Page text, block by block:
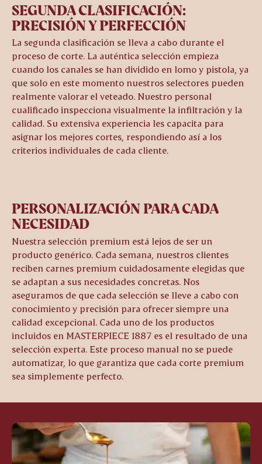
SEGUNDA CLASIFICACIÓN:
PRECISIÓN Y PERFECCIÓN
La segunda clasificación se lleva a cabo durante el
proceso de corte. La auténtica selección empieza
cuando los canales se han dividido en lomo y pistola, ya
que solo en este momento nuestros selectores pueden
realmente valorar el veteado. Nuestro personal
cualificado inspecciona visualmente la infiltración y la
calidad. Su extensiva experiencia les capacita para
asignar los mejores cortes, respondiendo así a los
criterios individuales de cada cliente.
PERSONALIZACIÓN PARA CADA
NECESIDAD
Nuestra selección premium está lejos de ser un
producto genérico. Cada semana, nuestros clientes
reciben carnes premium cuidadosamente elegidas que
se adaptan a sus necesidades concretas. Nos
aseguramos de que cada selección se lleve a cabo con
conocimiento y precisión para ofrecer siempre una
calidad excepcional. Cada uno de los productos
incluidos en MASTERPIECE 1887 es el resultado de una
selección experta. Este proceso manual no se puede
automatizar, lo que garantiza que cada corte premium
sea simplemente perfecto.